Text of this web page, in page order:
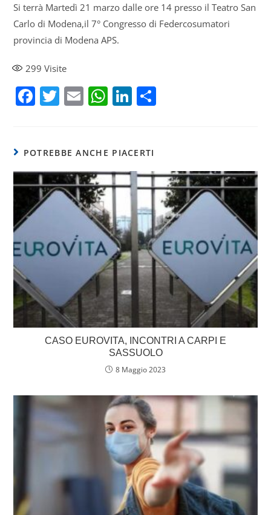
Si terrà Martedì 21 marzo dalle ore 14 presso il Teatro San
Carlo di Modena,il 7° Congresso di Federcosumatori
provincia di Modena APS.
299 Visite
F
e
b
o
o
T
er
E
l
W
s
A
p
p
Li
e
dI
n
POTREBBE ANCHE PIACERTI
CASO EUROVITA, INCONTRI A CARPI E
SASSUOLO
8 Maggio 2023